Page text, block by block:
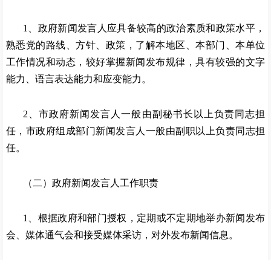
1、政府新闻发言人应具备较高的政治素质和政策水平，
熟悉党的路线、方针、政策，了解本地区、本部门、本单位
工作情况和动态，较好掌握新闻发布规律，具有较强的文字
能力、语言表达能力和应变能力。
2、市政府新闻发言人一般由副秘书长以上负责同志担
任，市政府组成部门新闻发言人一般由副职以上负责同志担
任。
（二）政府新闻发言人工作职责
1、根据政府和部门授权，定期或不定期地举办新闻发布
会、媒体通气会和接受媒体采访，对外发布新闻信息。